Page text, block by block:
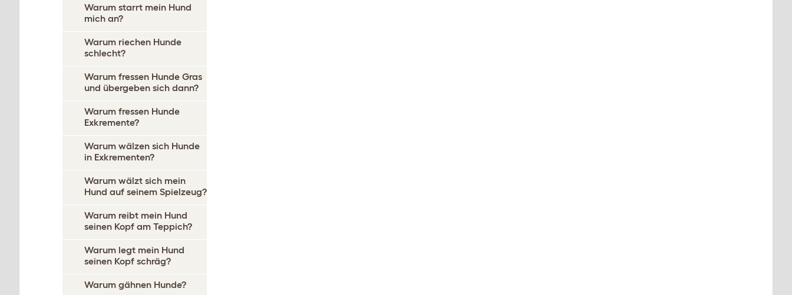
Warum starrt mein Hund
mich an?
Warum riechen Hunde
schlecht?
Warum fressen Hunde Gras
und übergeben sich dann?
Warum fressen Hunde
Exkremente?
Warum wälzen sich Hunde
in Exkrementen?
Warum wälzt sich mein
Hund auf seinem Spielzeug?
Warum reibt mein Hund
seinen Kopf am Teppich?
Warum legt mein Hund
seinen Kopf schräg?
Warum gähnen Hunde?